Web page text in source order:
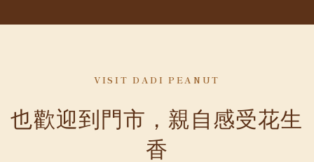
VISIT DADI PEANUT
也歡迎到門市，親自感受花生
香